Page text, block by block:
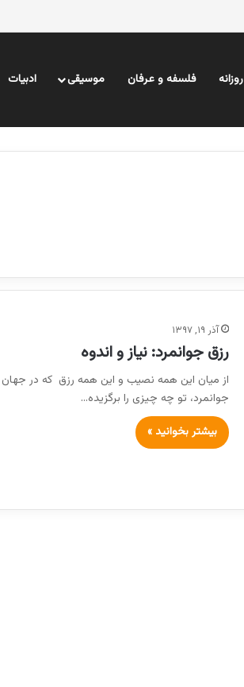
روزانه فلسفه و عرفان موسیقی ادبیات
آذر ۱۹, ۱۳۹۷
رزق جوانمرد: نیاز و اندوه
از میان این همه نصیب و این همه رزق که در
جوانمرد، تو چه چیزی را برگزیده…
بیشتر بخوانید »